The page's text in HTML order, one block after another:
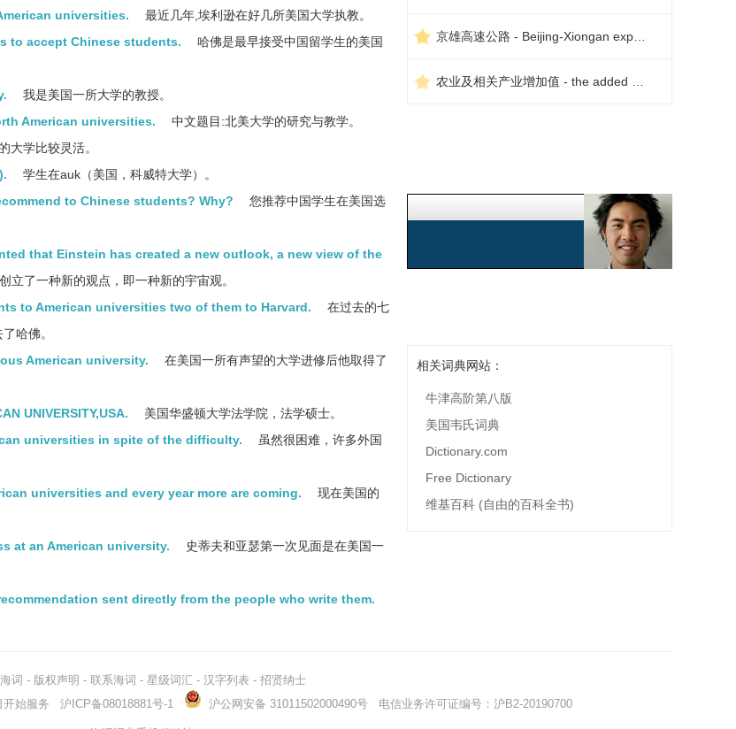
universities.
最近几年,埃利逊在好几所美国大学执教。
to accept Chinese students.
哈佛是最早接受中国留学生的美国
我是美国一所大学的教授。
American universities.
中文题目:北美大学的研究与教学。
大学比较灵活。
学生在auk（美国，科威特大学）。
to Chinese students? Why?
您推荐中国学生在美国选
that Einstein has created a new outlook, a new view of the
立了一种新的观点，即一种新的宇宙观。
to American universities two of them to Harvard.
在过去的七
哈佛。
American university.
在美国一所有声望的大学进修后他取得了
UNIVERSITY,USA.
美国华盛顿大学法学院，法学硕士。
universities in spite of the difficulty.
虽然很困难，许多外国
universities and every year more are coming.
现在美国的
at an American university.
史蒂夫和亚瑟第一次见面是在美国一
sent directly from the people who write them.
相关词典网站：
牛津高阶第八版
美国韦氏词典
Dictionary.com
Free Dictionary
维基百科 (自由的百科全书)
词 - 版权声明 - 联系海词 - 星级词汇 - 汉字列表 - 招贤纳士
开始服务 沪ICP备08018881号-1 沪公网安备 31011502000490号 电信业务许可证编号：沪B2-20190700